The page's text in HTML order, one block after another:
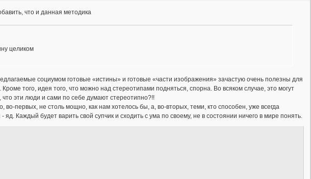
что и данная методика
целиком
социумом готовые «истины» и готовые «части изображения» зачастую очень полезны для
того, идея того, что можно над стереотипами подняться, спорна. Во всяком случае, это могут
эти люди и сами по себе думают стереотипно?!!
первых, не столь мощно, как нам хотелось бы, а, во-вторых, теми, кто способен, уже всегда
Каждый будет варить свой супчик и сходить с ума по своему, не в состоянии ничего в мире понять.